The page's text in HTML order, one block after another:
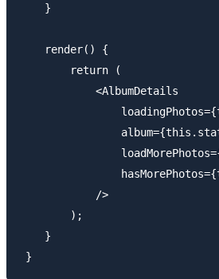
    }
    render() {
        return (
            <AlbumDetails
            />
        );
    }